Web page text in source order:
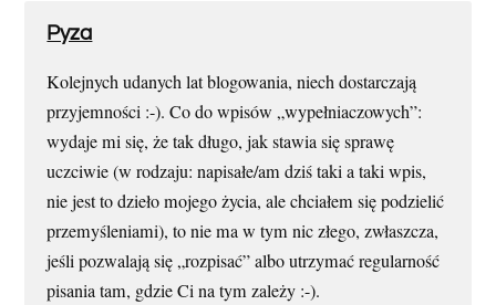
Pyza
Kolejnych udanych lat blogowania, niech dostarczają
przyjemności :-). Co do wpisów „wypełniaczowych”:
wydaje mi się, że tak długo, jak stawia się sprawę
uczciwie (w rodzaju: napisałe/am dziś taki a taki wpis,
nie jest to dzieło mojego życia, ale chciałem się podzielić
przemyśleniami), to nie ma w tym nic złego, zwłaszcza,
jeśli pozwalają się „rozpisać” albo utrzymać regularność
pisania tam, gdzie Ci na tym zależy :-).